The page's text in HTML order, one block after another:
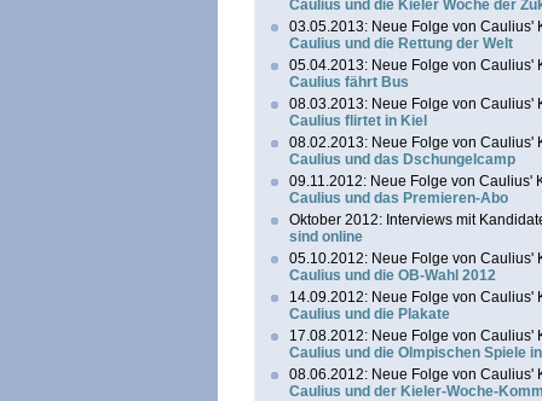
Caulius und die Kieler Woche der
03.05.2013: Neue Folge von Caulius'
Caulius und die Rettung der Welt
05.04.2013: Neue Folge von Caulius'
Caulius fährt Bus
08.03.2013: Neue Folge von Caulius'
Caulius flirtet in Kiel
08.02.2013: Neue Folge von Caulius'
Caulius und das Dschungelcamp
09.11.2012: Neue Folge von Caulius'
Caulius und das Premieren-Abo
Oktober 2012: Interviews mit
sind online
05.10.2012: Neue Folge von Caulius'
Caulius und die OB-Wahl 2012
14.09.2012: Neue Folge von Caulius'
Caulius und die Plakate
17.08.2012: Neue Folge von Caulius'
Caulius und die Olmpischen Spiele
08.06.2012: Neue Folge von Caulius'
Caulius und der Kieler-Woche-